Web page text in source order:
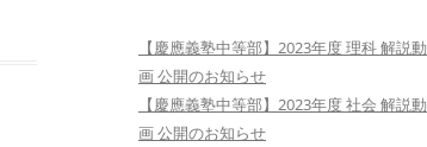
【慶應義塾中等部】2023年度 理科 解説動
画 公開のお知らせ
【慶應義塾中等部】2023年度 社会 解説動
画 公開のお知らせ